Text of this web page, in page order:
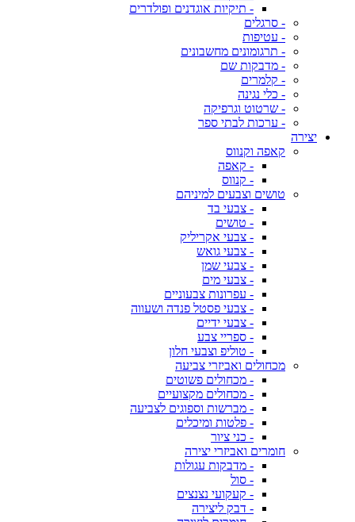
- תיקיות אוגדנים ופולדרים
- סרגלים
- עטיפות
- תרגומונים מחשבונים
- מדבקות שם
- קלמרים
- כלי נגינה
- שרטוט וגרפיקה
- ערכות לבתי ספר
יצירה
קאפה וקנווס
- קאפה
- קנווס
טושים וצבעים למיניהם
- צבעי בד
- טושים
- צבעי אקריליק
- צבעי גואש
- צבעי שמן
- צבעי מים
- עפרונות צבעוניים
- צבעי פסטל פנדה ושעווה
- צבעי ידיים
- ספריי צבע
- טוליפ וצבעי חלון
מכחולים ואביזרי צביעה
- מכחולים פשוטים
- מכחולים מקצועיים
- מברשות וספוגים לצביעה
- פלטות ומיכלים
- כני ציור
חומרים ואביזרי יצירה
- מדבקות עגולות
- סול
- קעקועי נצנצים
- דבק ליצירה